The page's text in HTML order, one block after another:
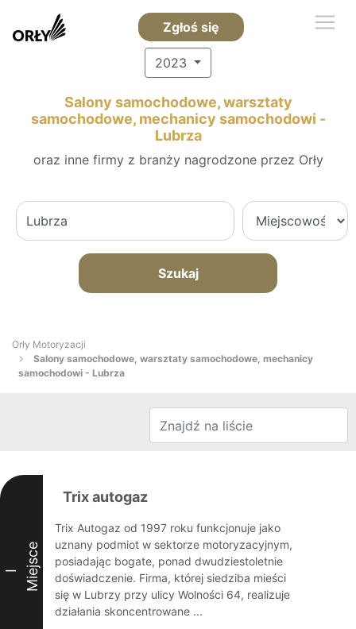
Zgłoś się
2023
Salony samochodowe, warsztaty
samochodowe, mechanicy samochodowi -
Lubrza
oraz inne firmy z branży nagrodzone przez Orły
Szukaj
Orły Motoryzacji
Salony samochodowe, warsztaty samochodowe, mechanicy
samochodowi - Lubrza
I Miejsce
Trix autogaz
Trix Autogaz od 1997 roku funkcjonuje jako
uznany podmiot w sektorze motoryzacyjnym,
posiadając bogate, ponad dwudziestoletnie
doświadczenie. Firma, której siedziba mieści
się w Lubrzy przy ulicy Wolności 64, realizuje
działania skoncentrowane ...